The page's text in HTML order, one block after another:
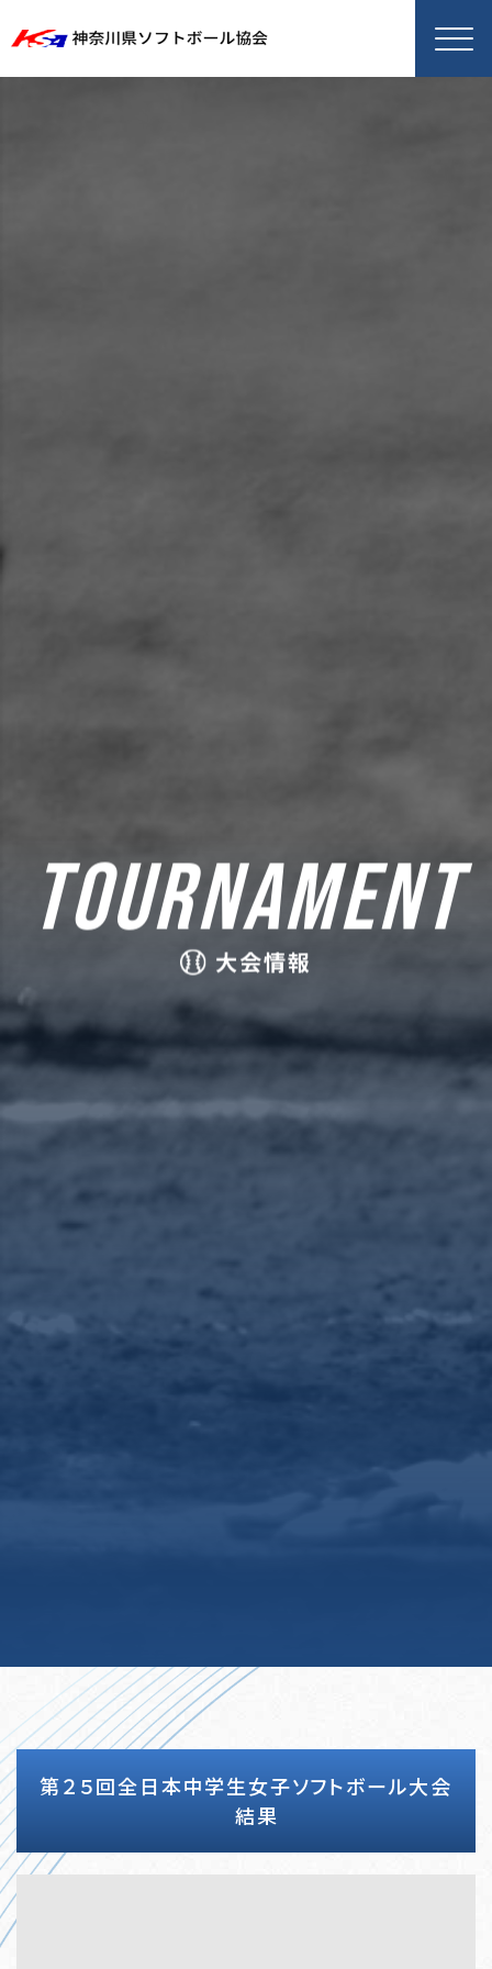
TOURNAMENT
大会情報
第２５回全日本中学生女子ソフトボール大会
結果